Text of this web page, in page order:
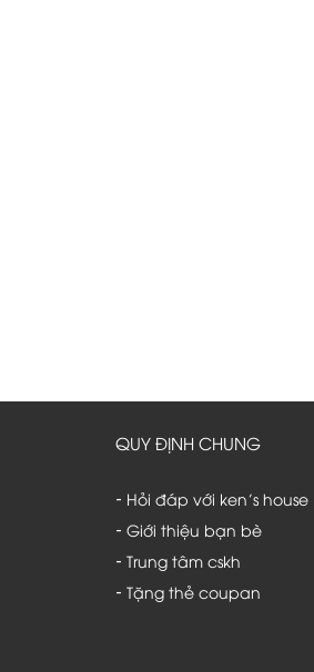
QUY ĐỊNH CHUNG
- Hỏi đáp với ken’s house
- Giới thiệu bạn bè
- Trung tâm cskh
- Tặng thẻ coupan